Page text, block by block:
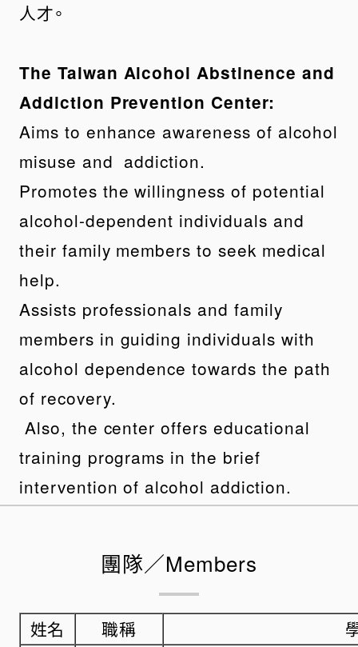
人才。
The Taiwan Alcohol Abstinence and
Addiction Prevention Center:
Aims to enhance awareness of alcohol
misuse and addiction.
Promotes the willingness of potential
alcohol-dependent individuals and
their family members to seek medical
help.
Assists professionals and family
members in guiding individuals with
alcohol dependence towards the path
of recovery.
Also, the center offers educational
training programs in the brief
intervention of alcohol addiction.
團隊／Members
姓名 職稱